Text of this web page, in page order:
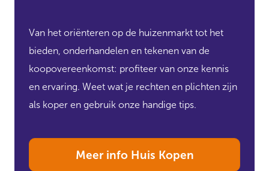
Van het oriënteren op de huizenmarkt tot het
bieden, onderhandelen en tekenen van de
koopovereenkomst: profiteer van onze kennis
en ervaring. Weet wat je rechten en plichten zijn
als koper en gebruik onze handige tips.
Meer info Huis Kopen